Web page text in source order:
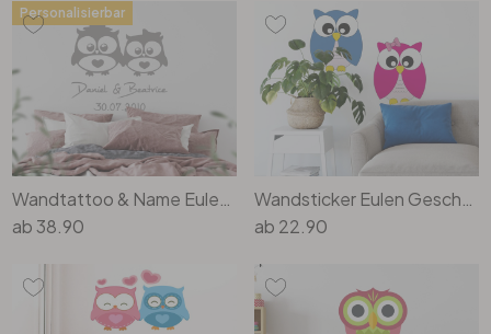
Wandtattoo & Name Eulen Hochzeit
ab38.90
Personalisierbar
Wandsticker Eulen Geschwister Set
ab 22.90